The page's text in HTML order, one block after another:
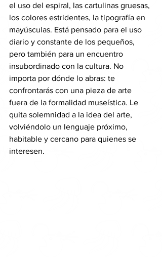
el uso del espiral, las cartulinas gruesas,
los colores estridentes, la tipografía en
mayúsculas. Está pensado para el uso
diario y constante de los pequeños,
pero también para un encuentro
insubordinado con la cultura. No
importa por dónde lo abras: te
confrontarás con una pieza de arte
fuera de la formalidad museística. Le
quita solemnidad a la idea del arte,
volviéndolo un lenguaje próximo,
habitable y cercano para quienes se
interesen.